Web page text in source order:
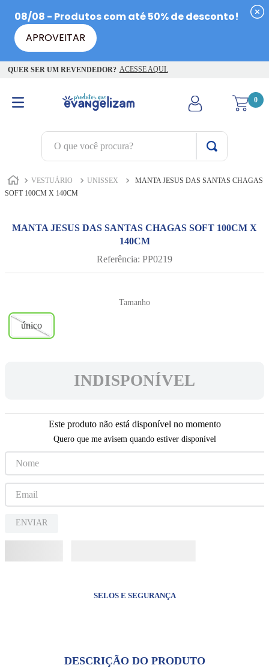
QUER SER UM REVENDEDOR? ACESSE AQUI.
0
O que você procura?
VESTUÁRIO UNISSEX
MANTA JESUS DAS SANTAS CHAGAS
SOFT 100CM X 140CM
MANTA JESUS DAS SANTAS CHAGAS SOFT 100CM X
140CM
Referência: PP0219
Tamanho
único
INDISPONÍVEL
Este produto não está disponível no momento
Quero que me avisem quando estiver disponível
ENVIAR
SELOS E SEGURANÇA
DESCRIÇÃO DO PRODUTO
3º
biblia
4º
quaresma são miguel
5º
camiseta
escapulário
10º pulseira